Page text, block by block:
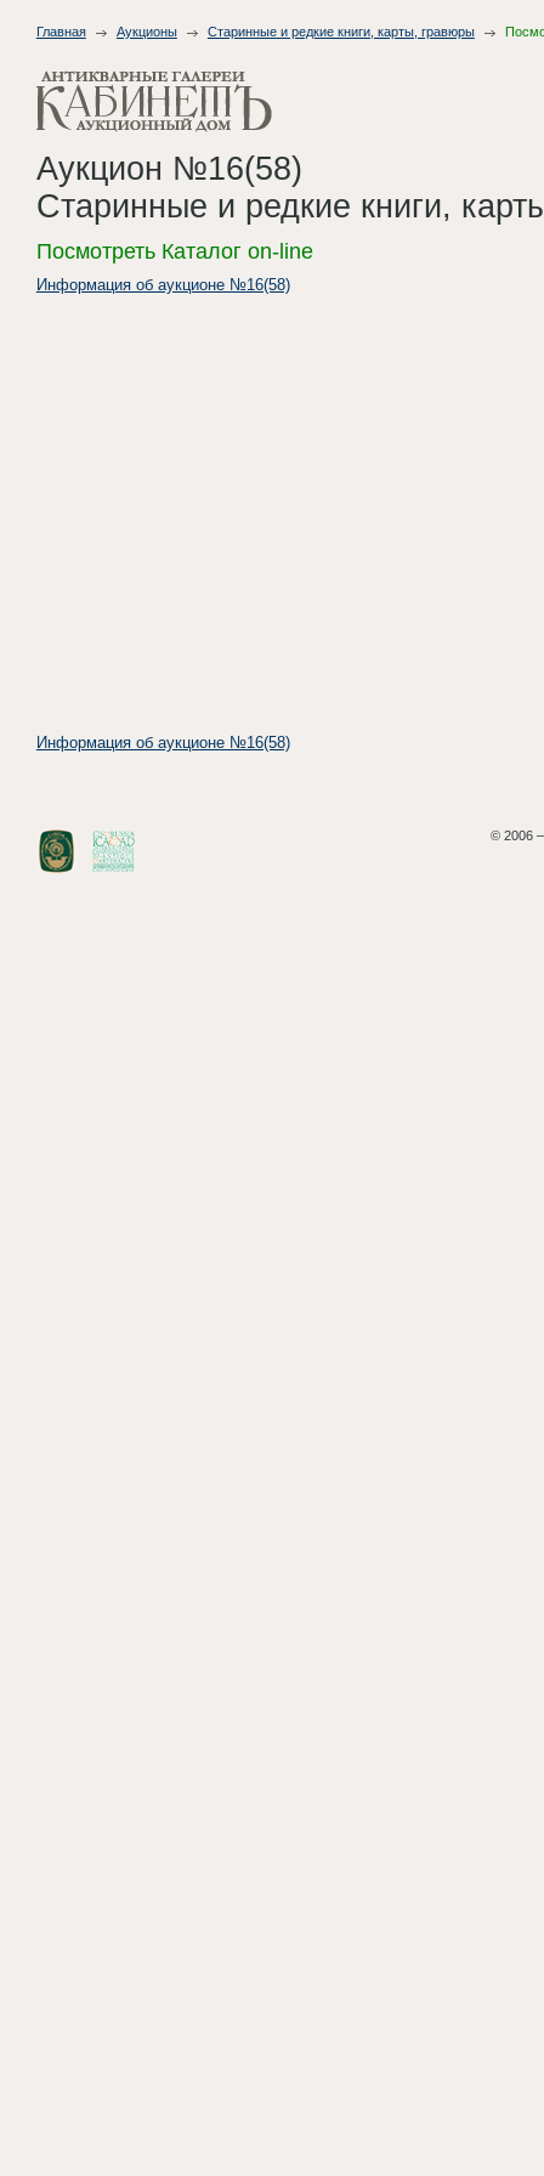
Главная Аукционы Старинные и редкие книги, карты, гравюры
Аукцион №16(58)
Старинные и редкие книги,
Посмотреть Каталог on-line
Информация об аукционе №16(58)
Информация об аукционе №16(58)
© 2006